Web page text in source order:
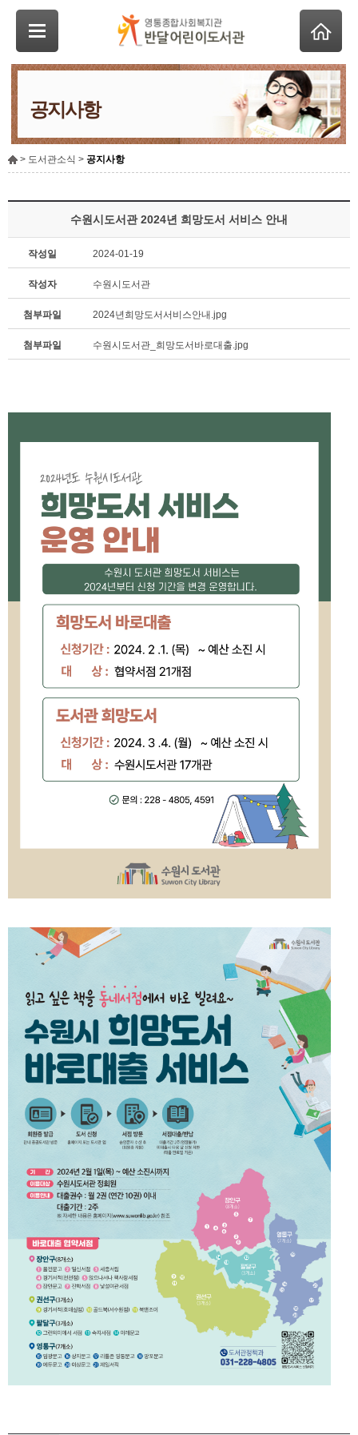
> 도서관소식 > 공지사항
공지사항
수원시도서관 2024년 희망도서 서비스 안내
작성일 2024-01-19
작성자 수원시도서관
첨부파일 2024년희망도서서비스안내.jpg
첨부파일 수원시도서관_희망도서바로대출.jpg